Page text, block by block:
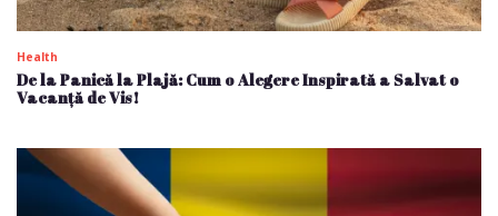
Health
De la Panică la Plajă: Cum o Alegere Inspirată a Salvat o
Vacanță de Vis!